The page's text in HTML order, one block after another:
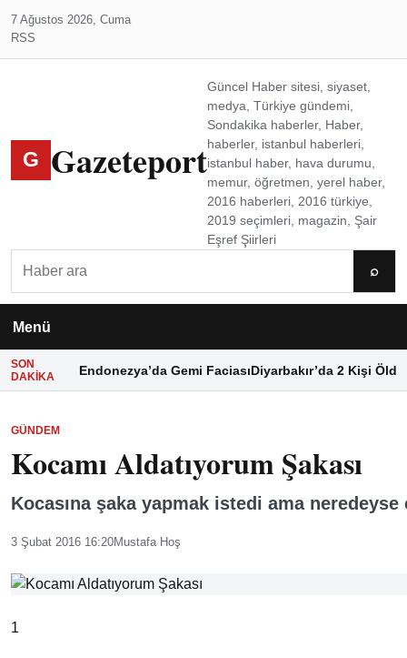
7 Ağustos 2026, Cuma
RSS
G Gazeteport
Güncel Haber sitesi, siyaset,
medya, Türkiye gündemi,
Sondakika haberler, Haber,
haberler, istanbul haberleri,
istanbul haber, hava durumu,
memur, öğretmen, yerel haber,
2016 haberleri, 2016 türkiye,
2019 seçimleri, magazin, Şair
Eşref Şiirleri
⌕
Menü
SON
DAKIKA
Endonezya’da Gemi FaciasıDiyarbakır’da 2 Kişi Öldü
GÜNDEM
Kocamı Aldatıyorum Şakası
Kocasına şaka yapmak istedi ama
3 Şubat 2016 16:20Mustafa Hoş
1